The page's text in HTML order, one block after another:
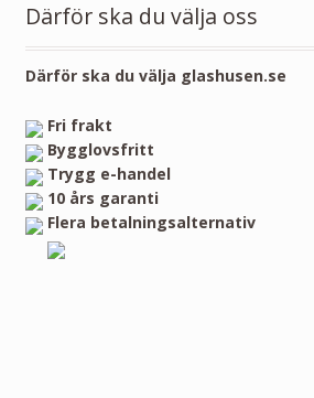
Därför ska du välja oss
Därför ska du välja glashusen.se
Fri frakt
Bygglovsfritt
Trygg e-handel
10 års garanti
Flera betalningsalternativ